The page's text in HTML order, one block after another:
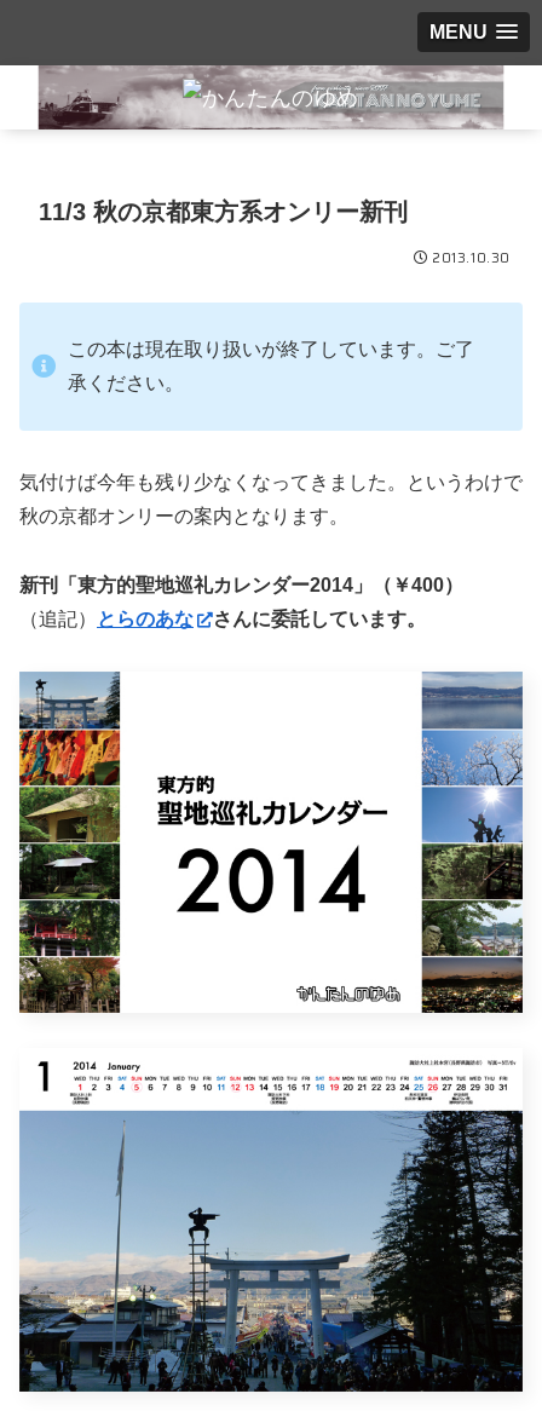
MENU
11/3 秋の京都東方系オンリー新刊
2013.10.30
この本は現在取り扱いが終了しています。ご了
承ください。
気付けば今年も残り少なくなってきました。というわけで
秋の京都オンリーの案内となります。
新刊「東方的聖地巡礼カレンダー2014」（￥400）
（追記）
とらのあな さんに委託しています。